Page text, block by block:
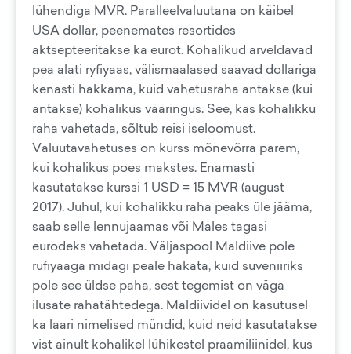
lühendiga MVR. Paralleelvaluutana on käibel
USA dollar, peenemates resortides
aktsepteeritakse ka eurot. Kohalikud arveldavad
pea alati ryfiyaas, välismaalased saavad dollariga
kenasti hakkama, kuid vahetusraha antakse (kui
antakse) kohalikus vääringus. See, kas kohalikku
raha vahetada, sõltub reisi iseloomust.
Valuutavahetuses on kurss mõnevõrra parem,
kui kohalikus poes makstes. Enamasti
kasutatakse kurssi 1 USD = 15 MVR (august
2017).Juhul, kui kohalikku raha peaks üle jääma,
saab selle lennujaamas või Males tagasi
eurodeks vahetada. Väljaspool Maldiive pole
rufiyaaga midagi peale hakata, kuid suveniiriks
pole see üldse paha, sest tegemist on väga
ilusate rahatähtedega. Maldiividel on kasutusel
ka laari nimelised mündid, kuid neid kasutatakse
vist ainult kohalikel lühikestel praamiliinidel, kus